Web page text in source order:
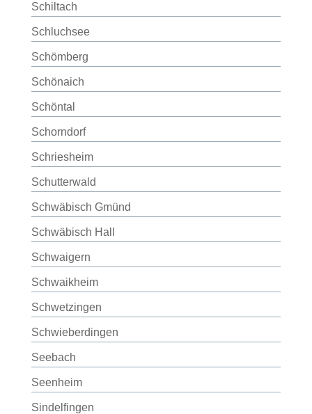
Schiltach
Schluchsee
Schömberg
Schönaich
Schöntal
Schorndorf
Schriesheim
Schutterwald
Schwäbisch Gmünd
Schwäbisch Hall
Schwaigern
Schwaikheim
Schwetzingen
Schwieberdingen
Seebach
Seenheim
Sindelfingen